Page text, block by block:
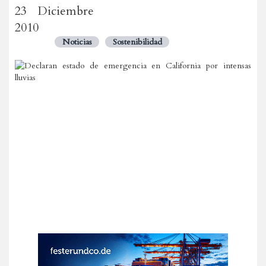
23 Diciembre
2010
Noticias Sostenibilidad